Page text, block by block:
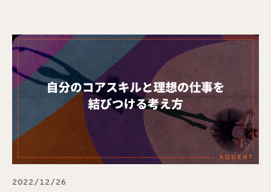
2022/12/26